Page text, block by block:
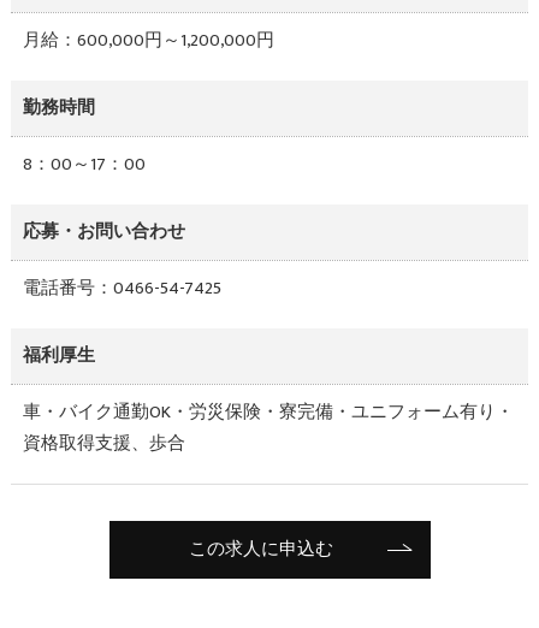
月給：600,000円～1,200,000円
勤務時間
8：00～17：00
応募・お問い合わせ
電話番号：0466-54-7425
福利厚生
車・バイク通勤OK・労災保険・寮完備・ユニフォーム有り・
資格取得支援、歩合
この求人に申込む